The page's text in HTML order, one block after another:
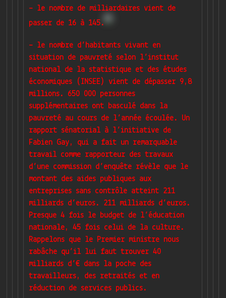
– le nombre de milliardaires vient de
passer de 16 à 145.
– le nombre d’habitants vivant en
situation de pauvreté selon l’institut
national de la statistique et des études
économiques (INSEE) vient de dépasser 9,8
millions. 650 000 personnes
supplémentaires ont basculé dans la
pauvreté au cours de l’année écoulée. Un
rapport sénatorial à l’initiative de
Fabien Gay, qui a fait un remarquable
travail comme rapporteur des travaux
d’une commission d’enquête révèle que le
montant des aides publiques aux
entreprises sans contrôle atteint 211
milliards d’euros. 211 milliards d’euros.
Presque 4 fois le budget de l’éducation
nationale, 45 fois celui de la culture.
Rappelons que le Premier ministre nous
rabâche qu’il lui faut trouver 40
milliards d’€ dans la poche des
travailleurs, des retraités et en
réduction de services publics.